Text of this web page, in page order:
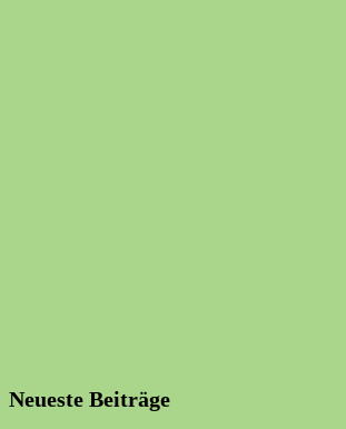
Neueste Beiträge